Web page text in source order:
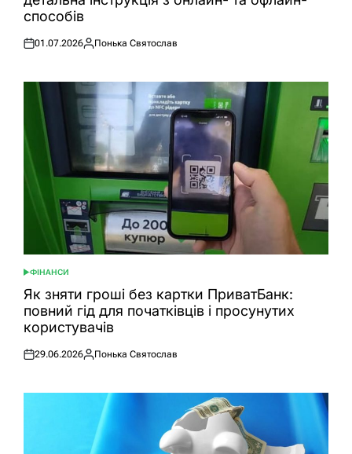
способів
Оприлюднено
01.07.2026
Опубліковано
Понька Святослав
ОПУБЛІКУВАТИ
У
ФІНАНСИ
Як зняти гроші без картки ПриватБанк:
повний гід для початківців і просунутих
користувачів
Оприлюднено
29.06.2026
Опубліковано
Понька Святослав